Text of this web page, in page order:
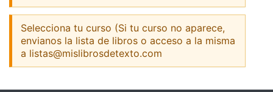
Selecciona tu curso (Si tu curso no aparece,
envianos la lista de libros o acceso a la misma
a listas@mislibrosdetexto.com